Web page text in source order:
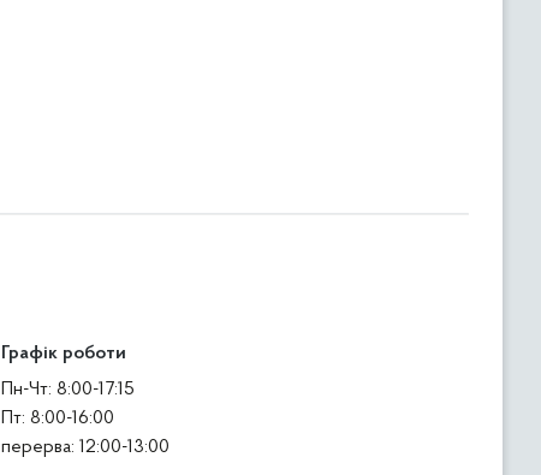
Графік роботи
Пн-Чт: 8:00-17:15
Пт: 8:00-16:00
перерва: 12:00-13:00